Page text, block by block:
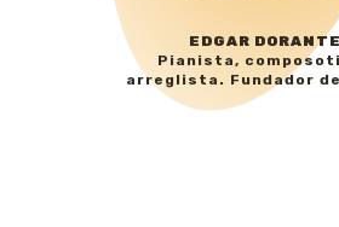
EDGAR
Pianista,
arreglista. Fundador de